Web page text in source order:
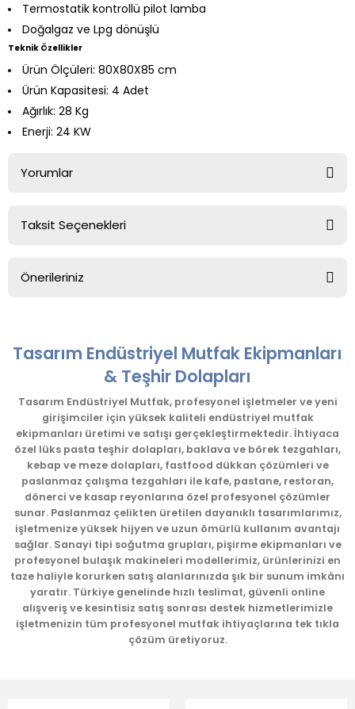
Termostatik kontrollü pilot lamba
Doğalgaz ve Lpg dönüşlü
Teknik Özellikler
Ürün Ölçüleri: 80X80X85 cm
Ürün Kapasitesi: 4 Adet
Ağırlık: 28 Kg
Enerji: 24 KW
Yorumlar
Taksit Seçenekleri
Önerileriniz
kullanarak tarafımıza iletebilirsiniz.
Görüş ve önerileriniz için teşekkür ederiz.
Ürün resmi kalitesiz, bozuk veya görüntülenemiyor.
Ürün açıklamasında eksik bilgiler bulunuyor.
Ürün bilgilerinde hatalar bulunuyor.
Ürün fiyatı diğer sitelerden daha pahalı.
Bu ürüne benzer farklı alternatifler olmalı.
Gönder
Tasarım Endüstriyel Mutfak Ekipmanları
& Teşhir Dolapları
Tasarım Endüstriyel Mutfak, profesyonel işletmeler ve yeni
girişimciler için yüksek kaliteli endüstriyel mutfak
ekipmanları üretimi ve satışı gerçekleştirmektedir. İhtiyaca
özel lüks pasta teşhir dolapları, baklava ve börek tezgahları,
kebap ve meze dolapları, fastfood dükkan çözümleri ve
paslanmaz çalışma tezgahları ile kafe, pastane, restoran,
dönerci ve kasap reyonlarına özel profesyonel çözümler
sunar. Paslanmaz çelikten üretilen dayanıklı tasarımlarımız,
işletmenize yüksek hijyen ve uzun ömürlü kullanım avantajı
sağlar. Sanayi tipi soğutma grupları, pişirme ekipmanları ve
profesyonel bulaşık makineleri modellerimiz, ürünlerinizi en
taze haliyle korurken satış alanlarınızda şık bir sunum imkânı
yaratır. Türkiye genelinde hızlı teslimat, güvenli online
alışveriş ve kesintisiz satış sonrası destek hizmetlerimizle
işletmenizin tüm profesyonel mutfak ihtiyaçlarına tek tıkla
çözüm üretiyoruz.